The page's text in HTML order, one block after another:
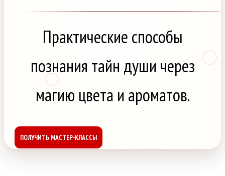
Практические способы
познания тайн души через
магию цвета и ароматов.
ПОЛУЧИТЬ МАСТЕР-КЛАССЫ